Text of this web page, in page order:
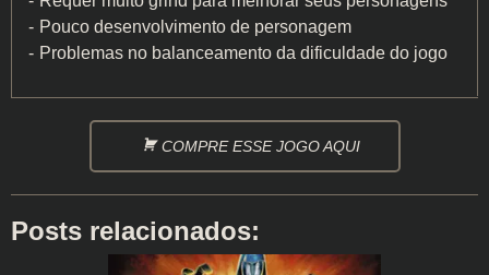
Pouco desenvolvimento de personagem
Problemas no balanceamento da dificuldade do jogo
COMPRE ESSE JOGO AQUI
Posts relacionados: